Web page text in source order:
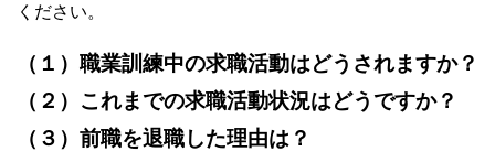
ください。
（１）職業訓練中の求職活動はどうされますか？
（２）これまでの求職活動状況はどうですか？
（３）前職を退職した理由は？